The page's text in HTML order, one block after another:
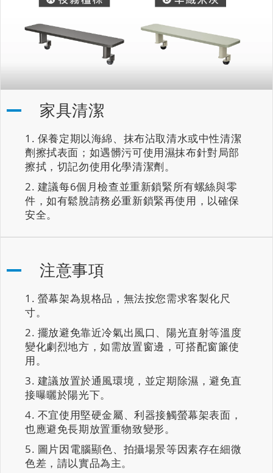
家具清潔
保養定期以海綿、抹布沾取清水或中性清潔
劑擦拭表面；如遇髒污可使用濕抹布針對局部
擦拭，切記勿使用化學清潔劑。
建議每6個月檢查並重新鎖緊所有螺絲與零
件，如有鬆脫請務必重新鎖緊再使用，以確保
安全。
注意事項
螢幕架為規格品，無法按您需求客製化尺
寸。
擺放避免靠近冷氣出風口、陽光直射等溫度
變化劇烈地方，如需放置窗邊，可搭配窗簾使
用。
建議放置於通風環境，並定期除濕，避免直
接曝曬於陽光下。
不宜使用堅硬金屬、利器接觸螢幕架表面，
也應避免長期放置重物致變形。
圖片因電腦顯色、拍攝場景等因素存在細微
色差，請以實品為主。